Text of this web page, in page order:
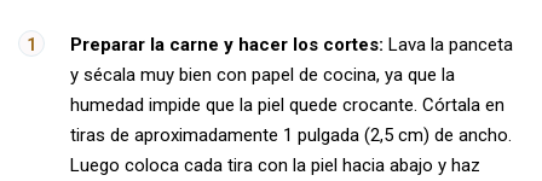
Preparar la carne y hacer los cortes: Lava la panceta
y sécala muy bien con papel de cocina, ya que la
humedad impide que la piel quede crocante. Córtala en
tiras de aproximadamente 1 pulgada (2,5 cm) de ancho.
Luego coloca cada tira con la piel hacia abajo y haz